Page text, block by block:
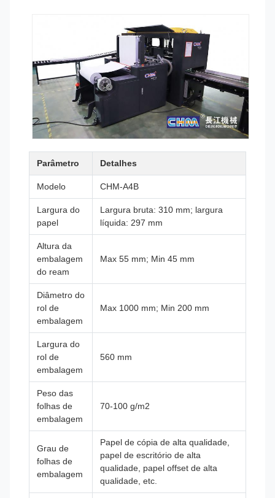
Parâmetro Detalhes
Modelo CHM-A4B
Largura do
papel
Largura bruta: 310 mm; largura
líquida: 297 mm
Altura da
embalagem
do ream
Max 55 mm; Min 45 mm
Diâmetro do
rol de
embalagem
Max 1000 mm; Min 200 mm
Largura do
rol de
embalagem
560 mm
Peso das
folhas de
embalagem
70-100 g/m2
Grau de
folhas de
embalagem
Papel de cópia de alta qualidade,
papel de escritório de alta
qualidade, papel offset de alta
qualidade, etc.